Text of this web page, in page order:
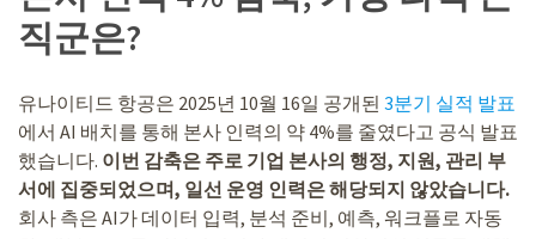
직군은?
유나이티드 항공은 2025년 10월 16일 공개된 3분기 실적 발표
에서 AI 배치를 통해 본사 인력의 약 4%를 줄였다고 공식 발표
했습니다. 이번 감축은 주로 기업 본사의 행정, 지원, 관리 부
서에 집중되었으며, 일선 운영 인력은 해당되지 않았습니다.
회사 측은 AI가 데이터 입력, 분석 준비, 예측, 워크플로 자동